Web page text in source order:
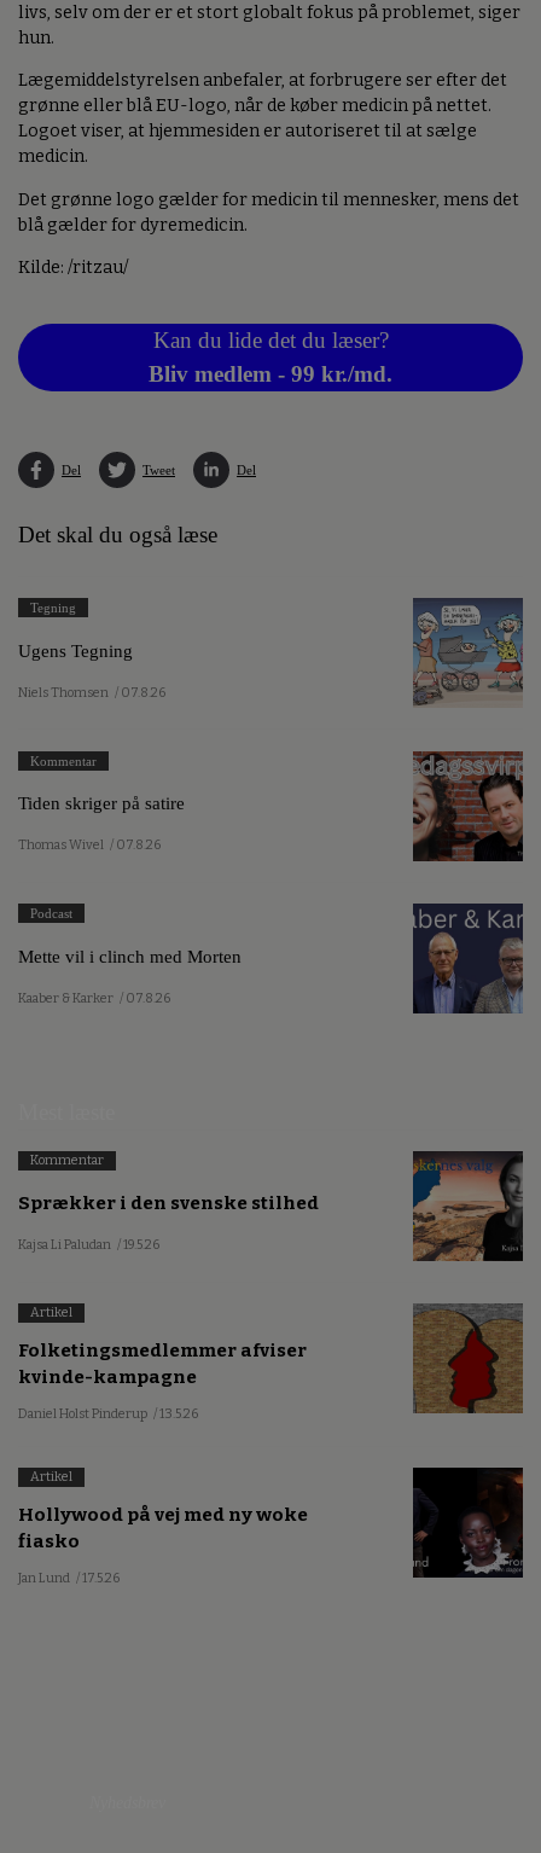
livs, selv om der er et stort globalt fokus på problemet, siger
hun.
Lægemiddelstyrelsen anbefaler, at forbrugere ser efter det
grønne eller blå EU-logo, når de køber medicin på nettet.
Logoet viser, at hjemmesiden er autoriseret til at sælge
medicin.
Det grønne logo gælder for medicin til mennesker, mens det
blå gælder for dyremedicin.
Kilde: /ritzau/
Kan du lide det du læser?
Bliv medlem - 99 kr./md.
Del Tweet Del
Det skal du også læse
Tegning
Ugens Tegning
Niels Thomsen / 07.8.26
Kommentar
Tiden skriger på satire
Thomas Wivel / 07.8.26
Podcast
Mette vil i clinch med Morten
Kaaber & Karker / 07.8.26
Kommentar
Sprækker i den svenske stilhed
Kajsa Li Paludan / 19.5.26
Artikel
Folketingsmedlemmer afviser
kvinde-kampagne
Daniel Holst Pinderup / 13.5.26
Artikel
Hollywood på vej med ny woke
fiasko
Jan Lund / 17.5.26